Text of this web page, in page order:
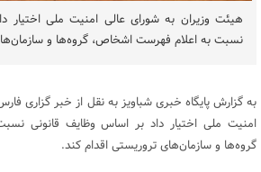
هیئت وزیران به شورای عالی امنیت ملی اختیار
نسبت به اعلام فهرست اشخاص، گروه‌ها و
به گزارش پایگاه خبری شباویز به نقل از خبر گزاری
امنیت ملی اختیار داد بر اساس وظایف قانونی
گروه‌ها و سازمان‌های تروریستی اقدام کند.